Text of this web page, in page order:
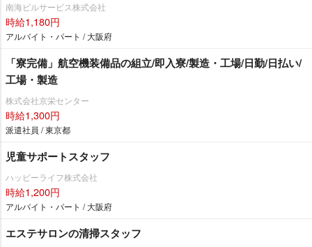
南海ビルサービス株式会社
時給1,180円
アルバイト・パート / 大阪府
「寮完備」航空機装備品の組立/即入寮/製造・工場/日勤/日払い/
工場・製造
株式会社京栄センター
時給1,300円
派遣社員 / 東京都
児童サポートスタッフ
ハッピーライフ株式会社
時給1,200円
アルバイト・パート / 大阪府
エステサロンの清掃スタッフ